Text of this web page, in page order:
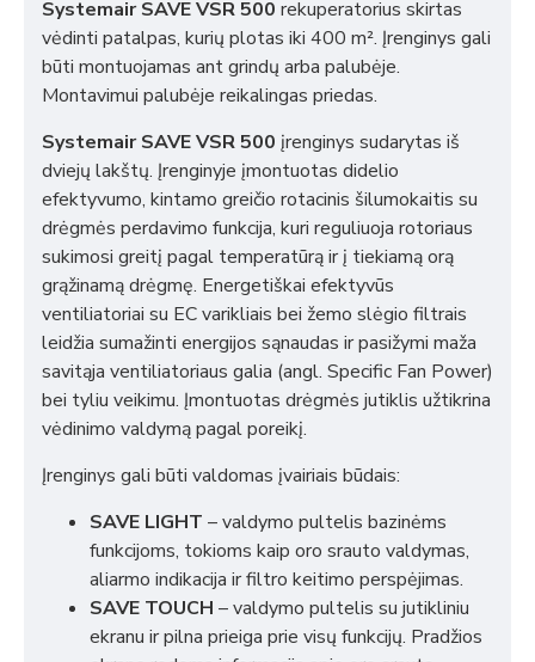
Systemair SAVE VSR 500 rekuperatorius skirtas
vėdinti patalpas, kurių plotas iki 400 m². Įrenginys gali
būti montuojamas ant grindų arba palubėje.
Montavimui palubėje reikalingas priedas.
Systemair SAVE VSR 500 įrenginys sudarytas iš
dviejų lakštų. Įrenginyje įmontuotas didelio
efektyvumo, kintamo greičio rotacinis šilumokaitis su
drėgmės perdavimo funkcija, kuri reguliuoja rotoriaus
sukimosi greitį pagal temperatūrą ir į tiekiamą orą
grąžinamą drėgmę. Energetiškai efektyvūs
ventiliatoriai su EC varikliais bei žemo slėgio filtrais
leidžia sumažinti energijos sąnaudas ir pasižymi maža
savitąja ventiliatoriaus galia (angl. Specific Fan Power)
bei tyliu veikimu. Įmontuotas drėgmės jutiklis užtikrina
vėdinimo valdymą pagal poreikį.
Įrenginys gali būti valdomas įvairiais būdais:
SAVE LIGHT – valdymo pultelis bazinėms
funkcijoms, tokioms kaip oro srauto valdymas,
aliarmo indikacija ir filtro keitimo perspėjimas.
SAVE TOUCH – valdymo pultelis su jutikliniu
ekranu ir pilna prieiga prie visų funkcijų. Pradžios